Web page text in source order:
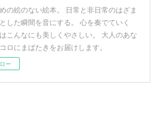
の絵のない絵本。 日常と非日常のはざま
した瞬間を音にする。 心を奏でていく
こんなにも美しくやさしい。 大人のあな
ロにまばたきをお届けします。
ー